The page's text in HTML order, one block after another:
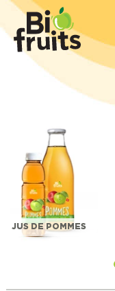
JUS DE POMMES